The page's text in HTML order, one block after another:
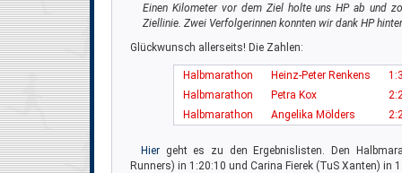
Einen Kilometer vor dem Ziel holte uns HP ab und
Ziellinie. Zwei Verfolgerinnen konnten wir dank HP
Glückwunsch allerseits! Die Zahlen:
Halbmarathon Heinz-Peter Renkens
Halbmarathon
Petra Kox
Halbmarathon
Angelika Mölders
Hier geht es zu den Ergebnislisten. Den
Runners) in 1:20:10 und Carina Fierek (TuS Xanten) in